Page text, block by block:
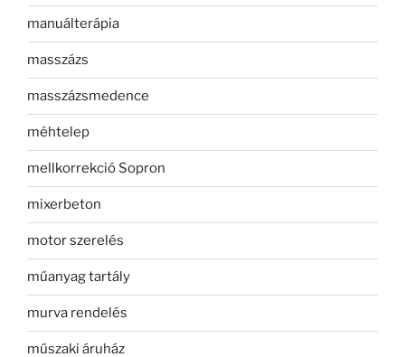
manuálterápia
masszázs
masszázsmedence
méhtelep
mellkorrekció Sopron
mixerbeton
motor szerelés
műanyag tartály
murva rendelés
műszaki áruház